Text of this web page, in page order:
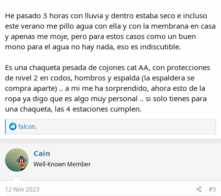
He pasado 3 horas con lluvia y dentro estaba seco e incluso
este verano me pillo agua con ella y con la membrana en casa
y apenas me moje, pero para estos casos como un buen
mono para el agua no hay nada, eso es indiscutible.
Es una chaqueta pesada de cojones cat AA, con protecciones
de nivel 2 en codos, hombros y espalda (la espaldera se
compra aparte) .. a mi me ha sorprendido, ahora esto de la
ropa ya digo que es algo muy personal .. si solo tienes para
una chaqueta, las 4 estaciones cumplen.
R
e
a
c
t
i
o
n
s
falcon.
Cain
Well-Known Member
12 Nov 2023 #5